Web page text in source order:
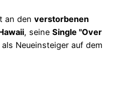
an den verstorbenen
, seine Single "Over
Neueinsteiger auf dem